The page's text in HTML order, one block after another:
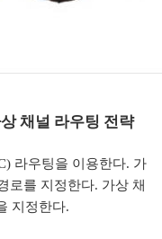
채널 라우팅 전략
라우팅을 이용한다. 가
로를 지정한다. 가상 채
지정한다.